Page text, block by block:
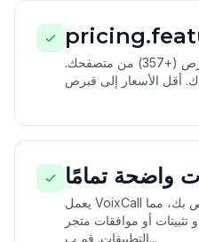
أجرِ مكالمات رخيصة إلى قبرص (+357) من متصفحك.
واضحة تمامًا
يعمل VoixCall بالكامل في متصفح الويب الخاص بك، مما
تثبيتات أو موافقات متجر
التطبيقات. قم ب...